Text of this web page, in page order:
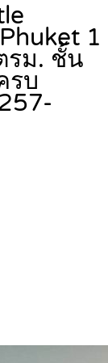
1
รม. ชั้น
รบ